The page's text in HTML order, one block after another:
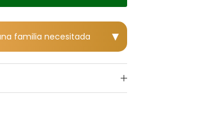
familia necesitada ▼